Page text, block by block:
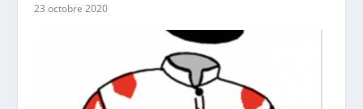
23 octobre 2020